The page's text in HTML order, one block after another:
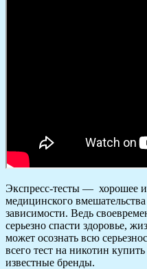
Экспресс-тесты — хорошее
медицинского
зависимости. Ведь
серьезно спасти здоровье,
может осознать всю
всего тест на никотин
известные бренды.